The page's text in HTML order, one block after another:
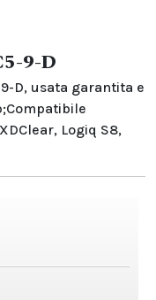
9-D
D, usata garantita e
Logiq S8,